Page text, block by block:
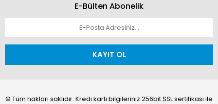
E-Bülten Abonelik
KAYIT OL
© Tüm hakları saklıdır. Kredi kartı bilgileriniz 256bit SSL sertifikası ile